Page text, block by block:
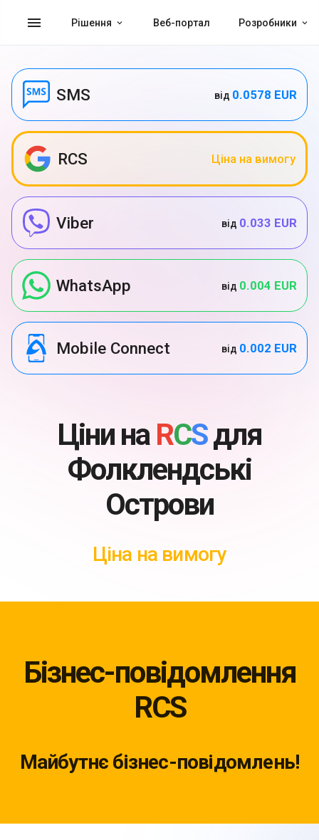
menu Рішення Веб-портал Розробники
SMS від 0.0578 EUR
RCS Ціна на вимогу
Viber від 0.033 EUR
WhatsApp від 0.004 EUR
Mobile Connect від 0.002 EUR
Ціни на RCSдля
Фолклендські
Острови
Ціна на вимогу
Бізнес-повідомлення
RCS
Майбутнє бізнес-повідомлень!